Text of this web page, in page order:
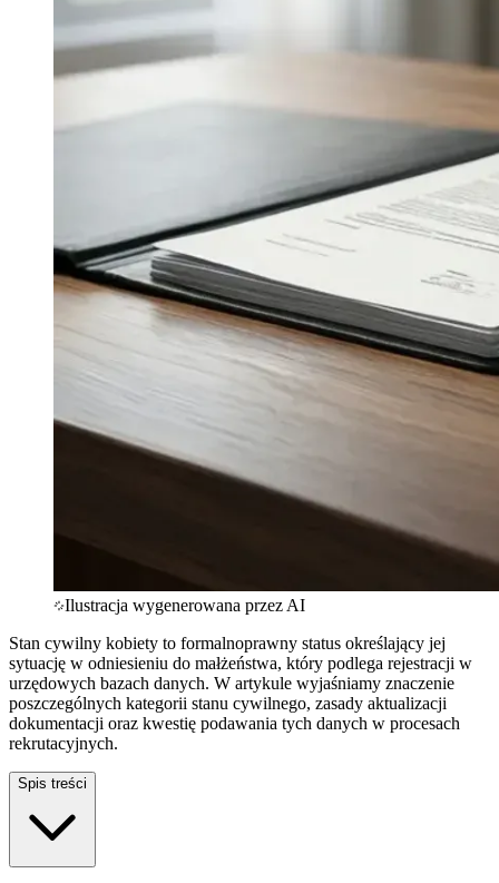
Ilustracja wygenerowana przez AI
Stan cywilny kobiety to formalnoprawny status określający jej
sytuację w odniesieniu do małżeństwa, który podlega rejestracji w
urzędowych bazach danych. W artykule wyjaśniamy znaczenie
poszczególnych kategorii stanu cywilnego, zasady aktualizacji
dokumentacji oraz kwestię podawania tych danych w procesach
rekrutacyjnych.
Spis treści